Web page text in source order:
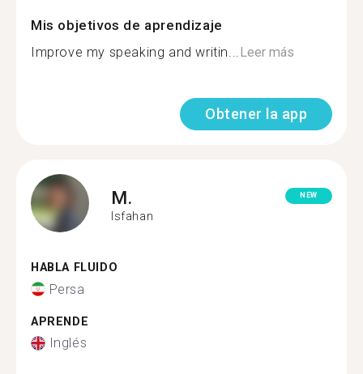
Mis objetivos de aprendizaje
Improve my speaking and writin...Leer más
Obtener la app
M.
Isfahan
NEW
HABLA FLUIDO
Persa
APRENDE
Inglés